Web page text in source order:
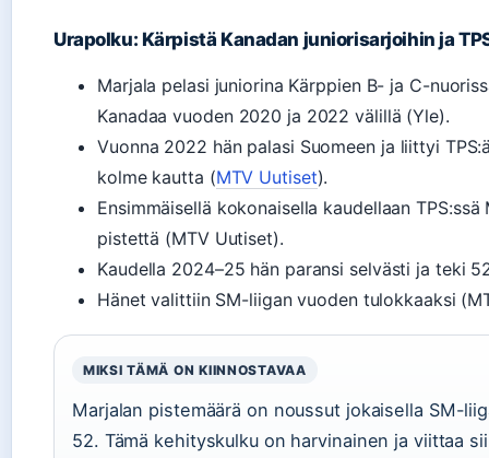
Urapolku: Kärpistä Kanadan juniorisarjoihin ja
Marjala pelasi juniorina Kärppien B- ja C-
Kanadaa vuoden 2020 ja 2022 välillä (Yle).
Vuonna 2022 hän palasi Suomeen ja liittyi
kolme kautta (MTV Uutiset).
Ensimmäisellä kokonaisella kaudellaan
pistettä (MTV Uutiset).
Kaudella 2024–25 hän paransi selvästi ja teki
Hänet valittiin SM-liigan vuoden tulokkaaksi
MIKSI TÄMÄ ON KIINNOSTAVAA
Marjalan pistemäärä on noussut jokaisella SM-
52. Tämä kehityskulku on harvinainen ja viittaa